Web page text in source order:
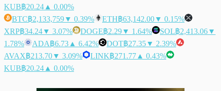
KUB฿20.24 ▲ 0.00%
BTC฿2,133,759▼ 0.39% ETH฿63,142.00▼ 0.15%
XRP฿34.24▼ 3.07% DOGE฿2.29▼ 1.64% SOL฿2,413.06▼
1.78%
ADA฿6.73 ▲ 6.42% DOT฿27.35▼ 2.39%
AVAX฿213.70▼ 3.09% LINK฿271.77 ▲ 0.43%
KUB฿20.24 ▲ 0.00%